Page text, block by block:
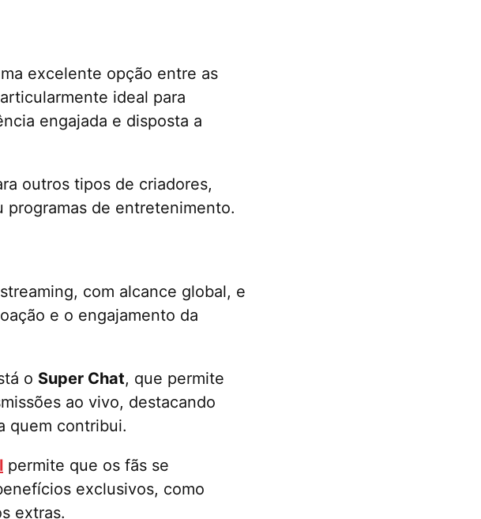
excelente opção entre as
ideal para
engajada e disposta a
outros tipos de criadores,
programas de entretenimento.
com alcance global, e
e o engajamento da
o Super Chat, que permite
ao vivo, destacando
quem contribui.
permite que os fãs se
exclusivos, como
extras.